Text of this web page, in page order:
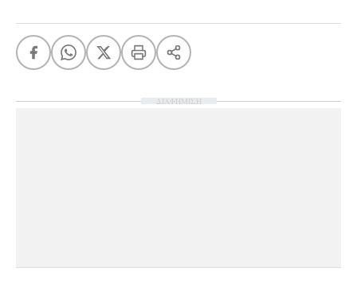
ΔΙΑΦΗΜΙΣΗ